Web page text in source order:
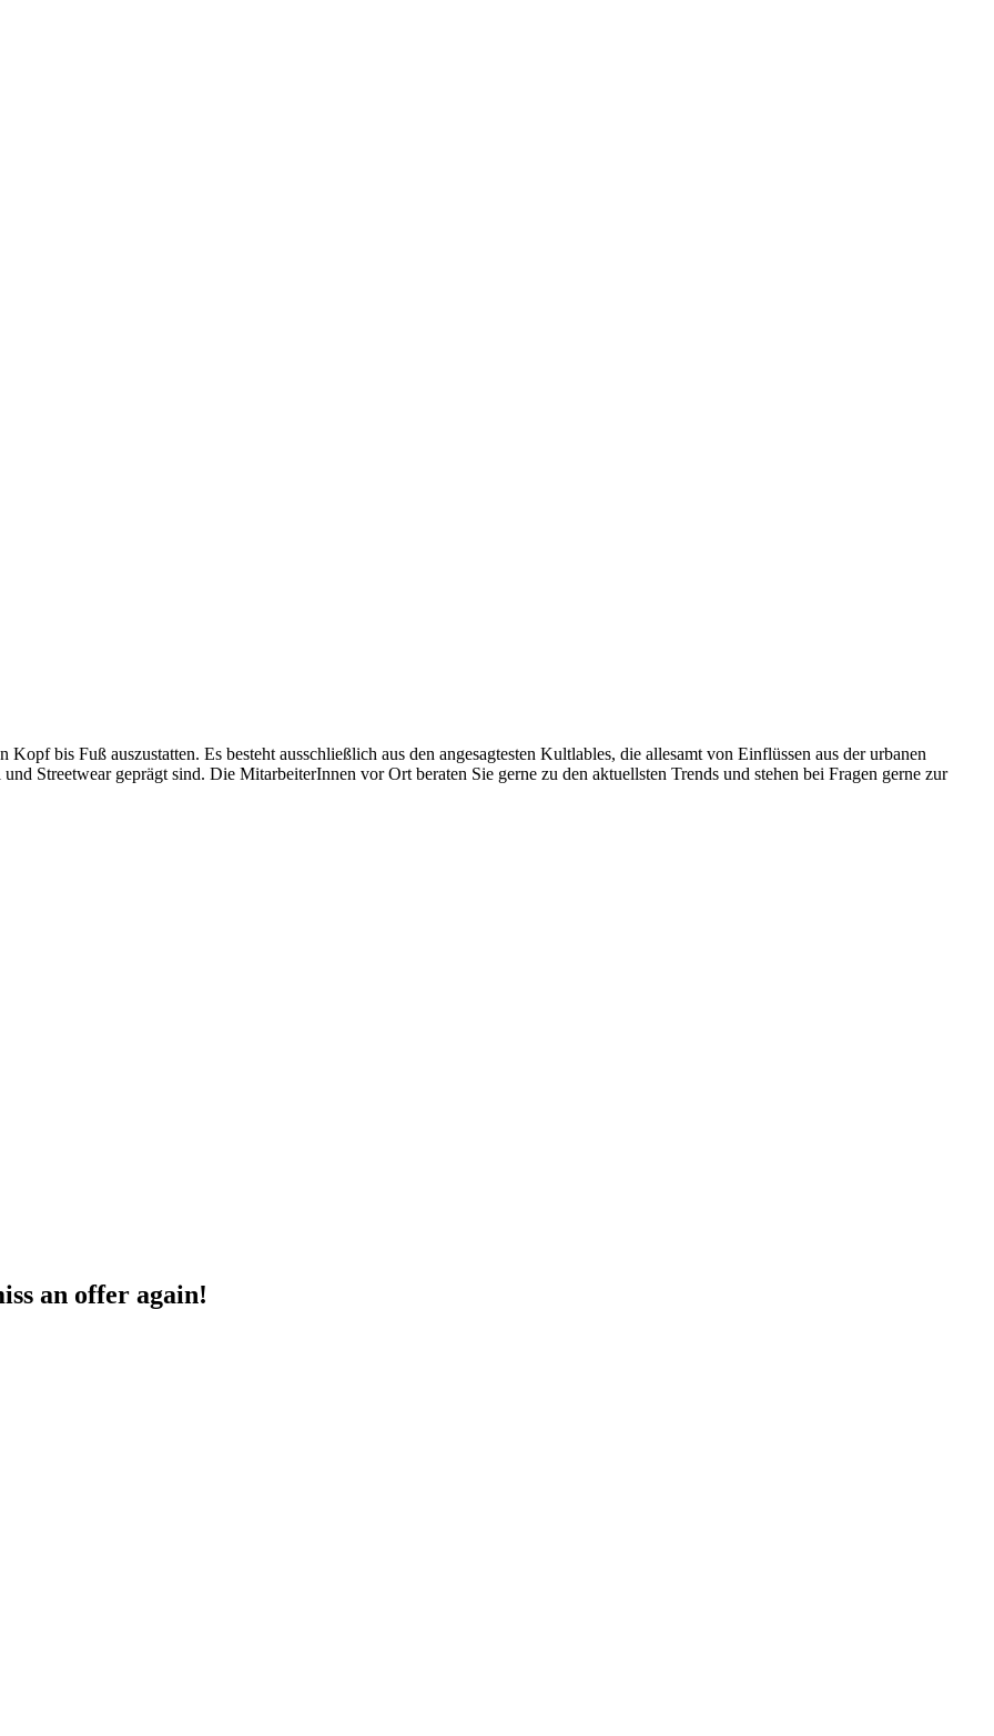
bis Fuß auszustatten. Es besteht ausschließlich aus den angesagtesten Kultlables, die allesamt von Einflüssen aus der urbanen
Streetwear geprägt sind. Die MitarbeiterInnen vor Ort beraten Sie gerne zu den aktuellsten Trends und stehen bei Fragen gerne zur
an offer again!